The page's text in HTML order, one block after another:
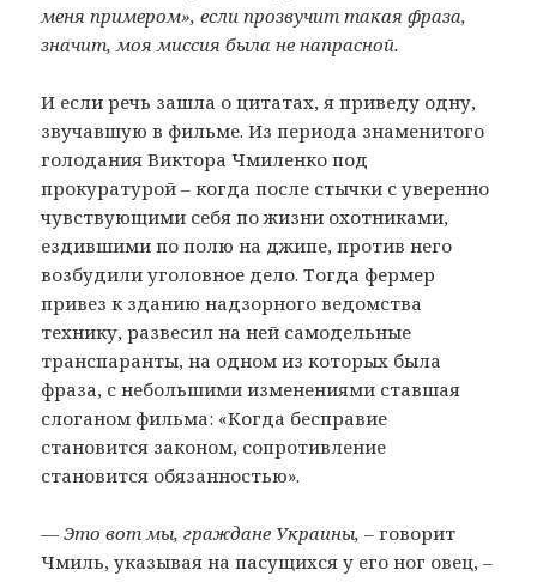
меня примером», если прозвучит такая фраза,
значит, моя миссия была не напрасной.
И если речь зашла о цитатах, я приведу одну,
звучавшую в фильме. Из периода знаменитого
голодания Виктора Чмиленко под
прокуратурой – когда после стычки с уверенно
чувствующими себя по жизни охотниками,
ездившими по полю на джипе, против него
возбудили уголовное дело. Тогда фермер
привез к зданию надзорного ведомства
технику, развесил на ней самодельные
транспаранты, на одном из которых была
фраза, с небольшими изменениями ставшая
слоганом фильма: «Когда бесправие
становится законом, сопротивление
становится обязанностью».
— Это вот мы, граждане Украины,– говорит
Чмиль, указывая на пасущихся у его ног овец, –